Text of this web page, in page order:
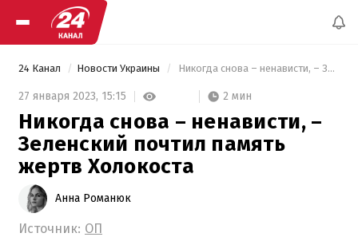
24 Канал Новости Украины Никогда снова – ненависти, – Зеленский почтил память жертв Холокоста
27 января 2023, 15:15 2 мин
Никогда снова – ненависти, –
Зеленский почтил память
жертв Холокоста
Анна Романюк
Источник: ОП